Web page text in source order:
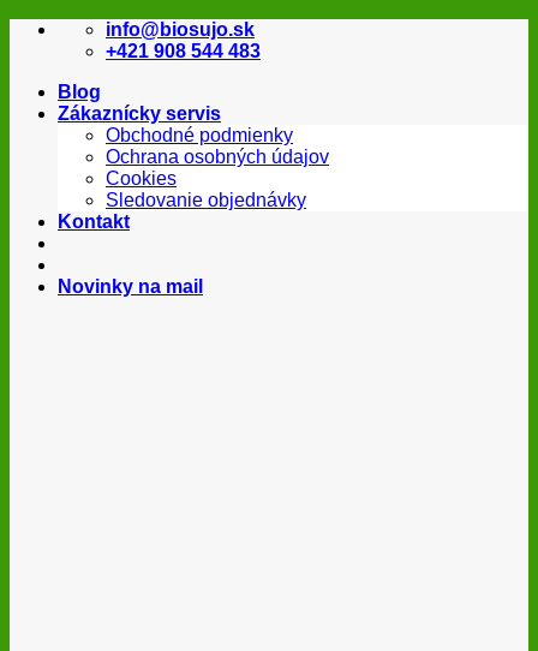
Skip
info@biosujo.sk
+421 908 544 483
Blog
Zákaznícky servis
Obchodné podmienky
Ochrana osobných údajov
Cookies
Sledovanie objednávky
Kontakt
Novinky na mail